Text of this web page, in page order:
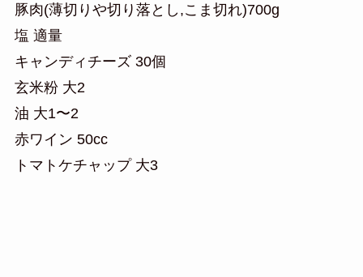
豚肉(薄切りや切り落とし,こま切れ)700g
塩 適量
キャンディチーズ 30個
玄米粉 大2
油 大1〜2
赤ワイン 50cc
トマトケチャップ 大3